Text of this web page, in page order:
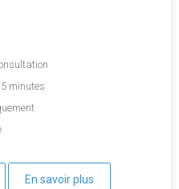
minutes
En savoir plus